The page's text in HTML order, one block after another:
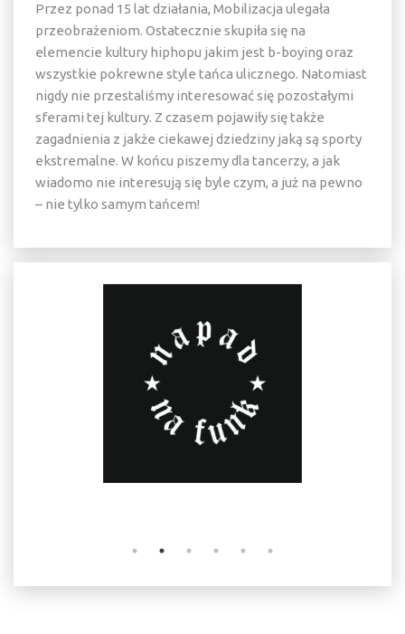
Przez ponad 15 lat działania, Mobilizacja ulegała
przeobrażeniom. Ostatecznie skupiła się na
elemencie kultury hiphopu jakim jest b-boying oraz
wszystkie pokrewne style tańca ulicznego. Natomiast
nigdy nie przestaliśmy interesować się pozostałymi
sferami tej kultury. Z czasem pojawiły się także
zagadnienia z jakże ciekawej dziedziny jaką są sporty
ekstremalne. W końcu piszemy dla tancerzy, a jak
wiadomo nie interesują się byle czym, a już na pewno
– nie tylko samym tańcem!